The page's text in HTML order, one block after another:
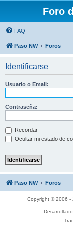
Foro
FAQ
Paso NW Foros
Identificarse
Usuario o Email:
Contraseña:
Recordar
Ocultar mi estado de
Paso NW Foros
Copyright © 2006 -